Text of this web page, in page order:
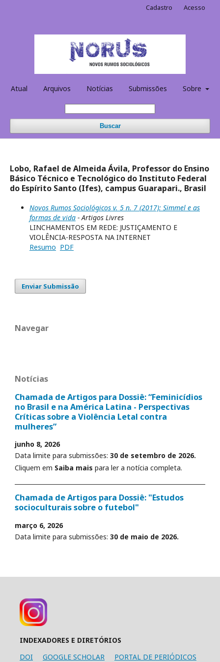
Atual Arquivos Notícias Submissões Sobre
Buscar
Cadastro Acesso
Lobo, Rafael de Almeida Ávila, Professor do Ensino
Básico Técnico e Tecnológico do Instituto Federal
do Espírito Santo (Ifes), campus Guarapari., Brasil
Novos Rumos Sociológicos v. 5 n. 7 (2017): Simmel e as
formas de vida - Artigos Livres
LINCHAMENTOS EM REDE: JUSTIÇAMENTO E
VIOLÊNCIA-RESPOSTA NA INTERNET
Resumo PDF
Enviar Submissão
Navegar
Notícias
Chamada de Artigos para Dossiê: “Feminicídios
no Brasil e na América Latina - Perspectivas
Críticas sobre a Violência Letal contra
mulheres”
junho 8, 2026
Data limite para submissões: 30 de setembro de 2026.
Cliquem em Saiba mais para ler a notícia completa.
Chamada de Artigos para Dossiê: "Estudos
socioculturais sobre o futebol"
março 6, 2026
Data limite para submissões: 30 de maio de 2026.
INDEXADORES E DIRETÓRIOS
DOI
GOOGLE SCHOLAR
PORTAL DE PERIÓDICOS